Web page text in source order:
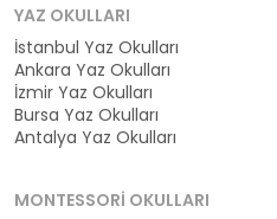
YAZ OKULLARI
İstanbul Yaz Okulları
Ankara Yaz Okulları
İzmir Yaz Okulları
Bursa Yaz Okulları
Antalya Yaz Okulları
MONTESSORI OKULLARI